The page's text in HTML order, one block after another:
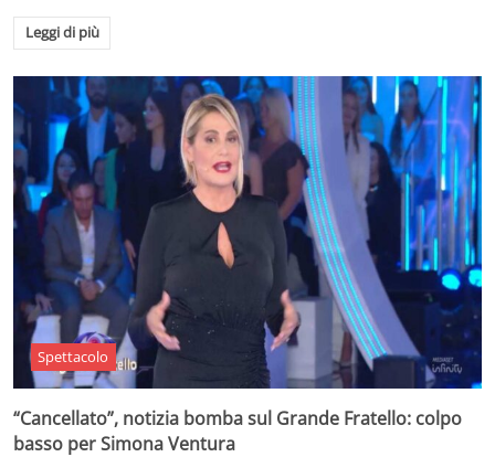
Leggi di più
Spettacolo
“Cancellato”, notizia bomba sul Grande Fratello: colpo
basso per Simona Ventura